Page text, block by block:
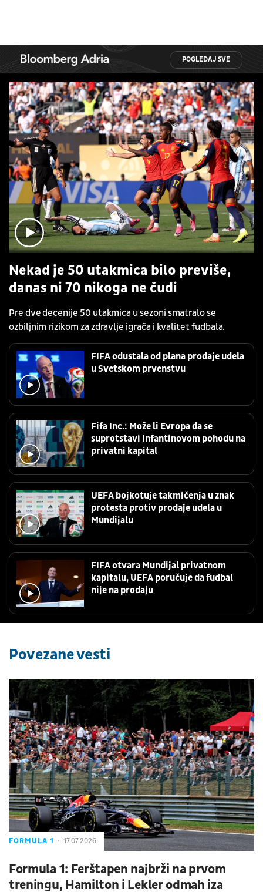
POGLEDAJ SVE
Nekad je 50 utakmica bilo previše,
danas ni 70 nikoga ne čudi
Pre dve decenije 50 utakmica u sezoni smatralo se
ozbiljnim rizikom za zdravlje igrača i kvalitet fudbala.
FIFA odustala od plana prodaje udela
u Svetskom prvenstvu
Fifa Inc.: Može li Evropa da se
suprotstavi Infantinovom pohodu na
privatni kapital
UEFA bojkotuje takmičenja u znak
protesta protiv prodaje udela u
Mundijalu
FIFA otvara Mundijal privatnom
kapitalu, UEFA poručuje da fudbal
nije na prodaju
Povezane vesti
FORMULA 1 17.07.2026
Formula 1: Ferštapen najbrži na prvom
treningu, Hamilton i Lekler odmah iza